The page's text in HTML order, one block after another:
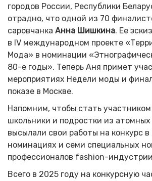
городов России, Республики
отрадно, что одной из 70
саровчанка Анна Шишкина. Ее
в IV международном проекте
Мода» в номинации
80-е годы». Теперь Аня примет
мероприятиях Недели моды и
показе в Москве.
Напомним, чтобы стать участником
школьники и подростки из атомных
высылали свои работы на конкурс
номинациях и семи специальных
профессионалов fashion-
Всего в 2025 году на конкурсную